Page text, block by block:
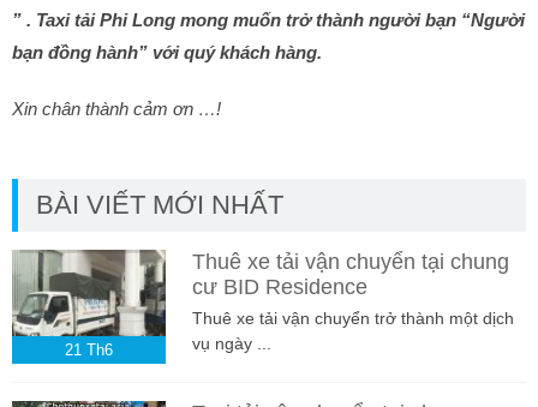
” . Taxi tải Phi Long mong muốn trở thành người bạn “Người
bạn đồng hành” với quý khách hàng.
Xin chân thành cảm ơn …!
BÀI VIẾT MỚI NHẤT
21 Th6
Thuê xe tải vận chuyển tại chung
cư BID Residence
Thuê xe tải vận chuyển trở thành một dịch
vụ ngày ...